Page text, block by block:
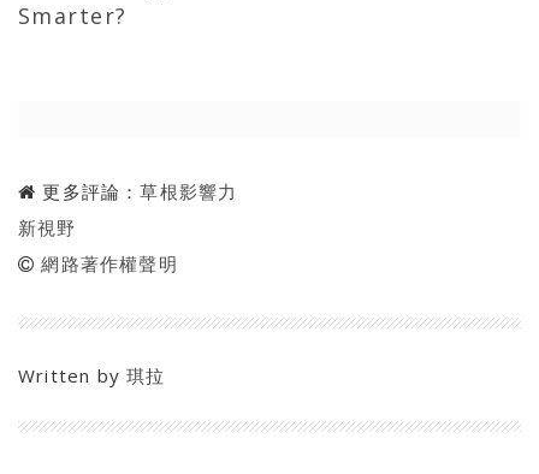
Smarter?
更多評論：草根影響力
新視野
網路著作權聲明
Written by琪拉